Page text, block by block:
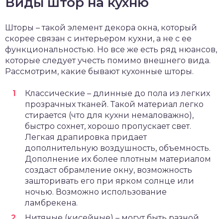
Шторы – такой элемент декора окна, который
скорее связан с интерьером кухни, а не с ее
функциональностью. Но все же есть ряд нюансов,
которые следует учесть помимо внешнего вида.
Рассмотрим, какие бывают кухонные шторы.
Классические – длинные до пола из легких
прозрачных тканей. Такой материал легко
стирается (что для кухни немаловажно),
быстро сохнет, хорошо пропускает свет.
Легкая драпировка придает
дополнительную воздушность, объемность.
Дополнение их более плотным материалом
создаст обрамление окну, возможность
зашторивать его при ярком солнце или
ночью. Возможно использование
ламбрекена.